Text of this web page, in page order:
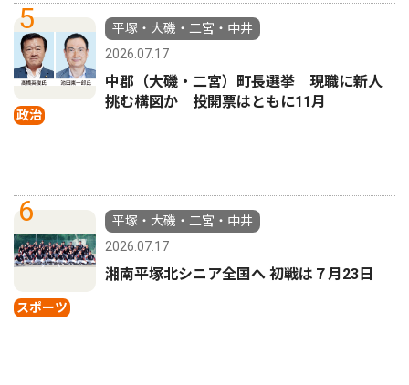
5
政治
平塚・大磯・二宮・中井
2026.07.17
中郡（大磯・二宮）町長選挙 現職に新人
挑む構図か 投開票はともに11月
6
スポーツ
平塚・大磯・二宮・中井
2026.07.17
湘南平塚北シニア全国へ 初戦は７月23日